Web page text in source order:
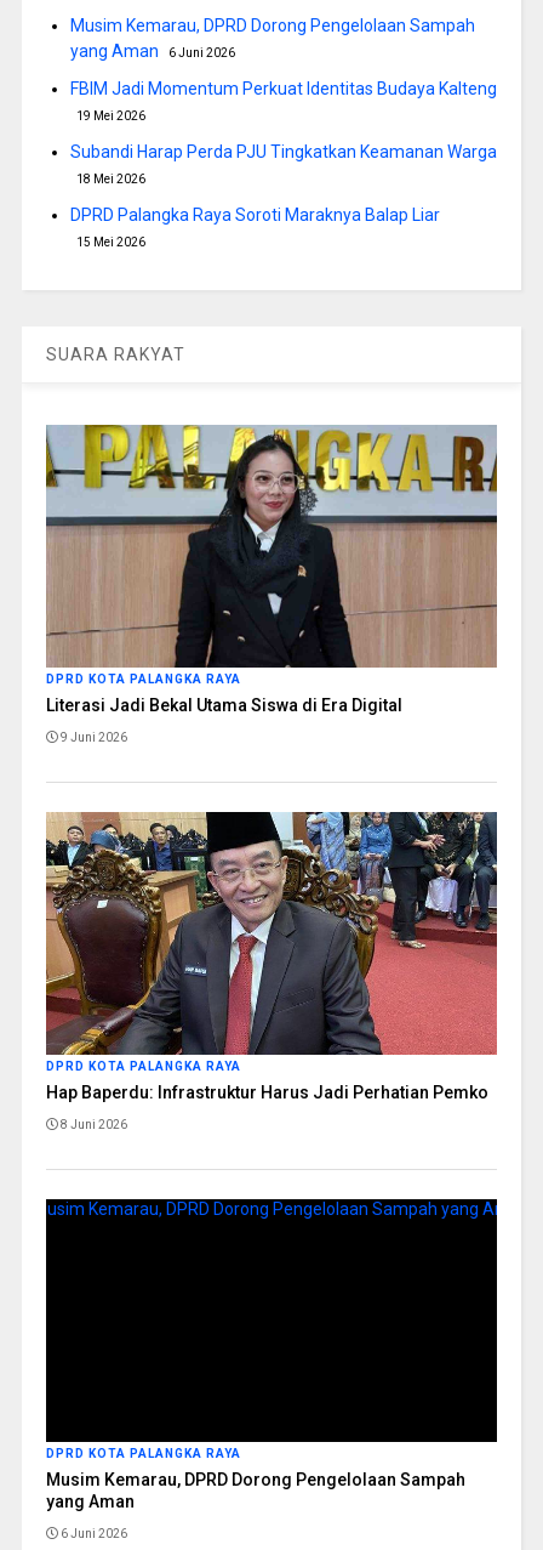
Musim Kemarau, DPRD Dorong Pengelolaan Sampah
yang Aman
6 Juni 2026
FBIM Jadi Momentum Perkuat Identitas Budaya Kalteng
19 Mei 2026
Subandi Harap Perda PJU Tingkatkan Keamanan Warga
18 Mei 2026
DPRD Palangka Raya Soroti Maraknya Balap Liar
15 Mei 2026
SUARA RAKYAT
DPRD KOTA PALANGKA RAYA
Literasi Jadi Bekal Utama Siswa di Era Digital
9 Juni 2026
DPRD KOTA PALANGKA RAYA
Hap Baperdu: Infrastruktur Harus Jadi Perhatian Pemko
8 Juni 2026
DPRD KOTA PALANGKA RAYA
Musim Kemarau, DPRD Dorong Pengelolaan Sampah
yang Aman
6 Juni 2026